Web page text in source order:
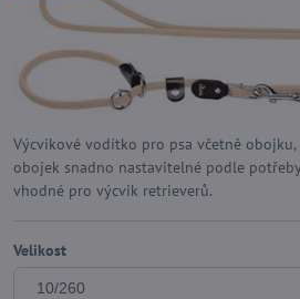
Výcvikové vodítko pro psa včetně
obojek snadno nastavitelné podle
vhodné pro výcvik retrieverů.
Velikost